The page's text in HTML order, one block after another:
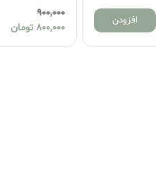
900,000
800,000
تومان